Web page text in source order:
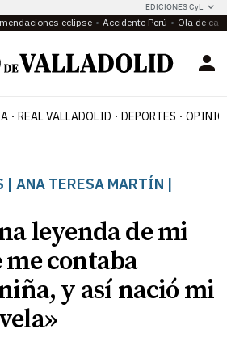
EDICIONES CyL
eclipse Accidente Perú Ola de
REAL VALLADOLID DEPORTES
| ANA TERESA MARTÍN |
leyenda de mi
me contaba
y así nació mi